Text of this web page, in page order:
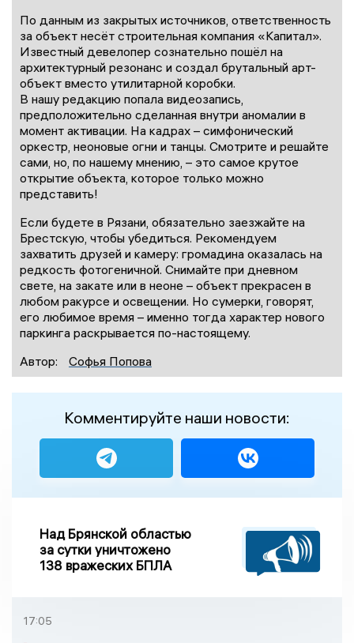
По данным из закрытых источников, ответственность
за объект несёт строительная компания «Капитал».
Известный девелопер сознательно пошёл на
архитектурный резонанс и создал брутальный арт-
объект вместо утилитарной коробки.
В нашу редакцию попала видеозапись,
предположительно сделанная внутри аномалии в
момент активации. На кадрах – симфонический
оркестр, неоновые огни и танцы. Смотрите и решайте
сами, но, по нашему мнению, – это самое крутое
открытие объекта, которое только можно
представить!
Если будете в Рязани, обязательно заезжайте на
Брестскую, чтобы убедиться. Рекомендуем
захватить друзей и камеру: громадина оказалась на
редкость фотогеничной. Снимайте при дневном
свете, на закате или в неоне – объект прекрасен в
любом ракурсе и освещении. Но сумерки, говорят,
его любимое время – именно тогда характер нового
паркинга раскрывается по-настоящему.
Автор:
Софья Попова
Комментируйте наши новости:
Над Брянской областью
за сутки уничтожено
138 вражеских БПЛА
17:05